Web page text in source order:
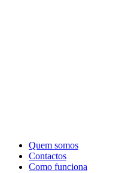
Quem somos
Contactos
Como funciona